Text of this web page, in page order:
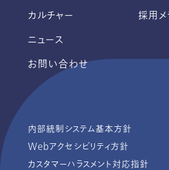
カルチャー
ニュース
お問い合わせ
採用メ
内部統制システム基本方針
Webアクセシビリティ方針
カスタマーハラスメント対応指針